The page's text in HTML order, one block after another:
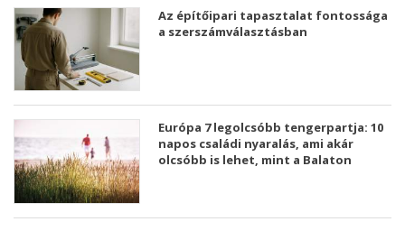
Az építőipari tapasztalat fontossága
a szerszámválasztásban
Európa 7 legolcsóbb tengerpartja: 10
napos családi nyaralás, ami akár
olcsóbb is lehet, mint a Balaton